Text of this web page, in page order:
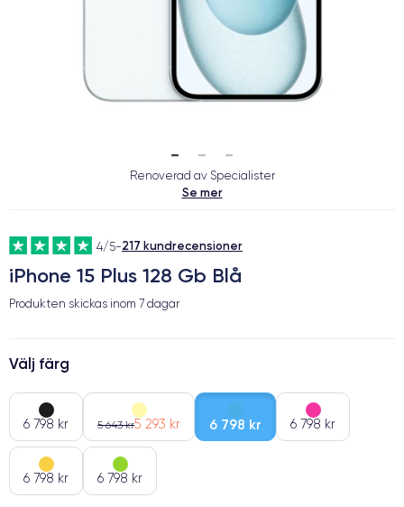
Renoverad av Specialister
Se mer
4/5-217 kundrecensioner
iPhone 15 Plus 128 Gb Blå
Produkten skickas inom 7 dagar
Välj färg
6 798 kr 5 643 kr5 293 kr 6 798 kr 6 798 kr
6 798 kr 6 798 kr